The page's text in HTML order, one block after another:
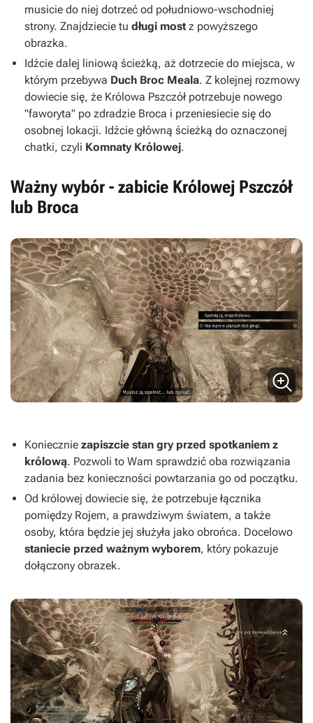
musicie do niej dotrzeć od południowo-wschodniej
strony. Znajdziecie tu długi most z powyższego
obrazka.
Idźcie dalej liniową ścieżką, aż dotrzecie do miejsca, w
którym przebywa Duch Broc Meala. Z kolejnej rozmowy
dowiecie się, że Królowa Pszczół potrzebuje nowego
"faworyta" po zdradzie Broca i przeniesiecie się do
osobnej lokacji. Idźcie główną ścieżką do oznaczonej
chatki, czyli Komnaty Królowej.
Ważny wybór - zabicie Królowej Pszczół
lub Broca
Koniecznie zapiszcie stan gry przed spotkaniem z
królową. Pozwoli to Wam sprawdzić oba rozwiązania
zadania bez konieczności powtarzania go od początku.
Od królowej dowiecie się, że potrzebuje łącznika
pomiędzy Rojem, a prawdziwym światem, a także
osoby, która będzie jej służyła jako obrońca. Docelowo
staniecie przed ważnym wyborem, który pokazuje
dołączony obrazek.